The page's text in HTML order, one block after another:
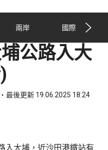
兩岸 國際
公路入大
最後更新 19.06.2025 18:24
入大埔，近沙田港鐵站有